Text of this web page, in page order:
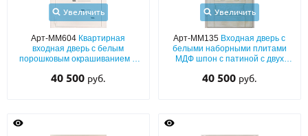
ОПЛАТА
ДОСТАВКА
Увеличить
Арт-ММ604 Квартирная
входная дверь с белым
порошковым окрашиванием и
40 500 руб.
Увеличить
Арт-ММ135 Входная дверь с
белыми наборными плитами
МДФ шпон с патиной с двух
40 500 руб.